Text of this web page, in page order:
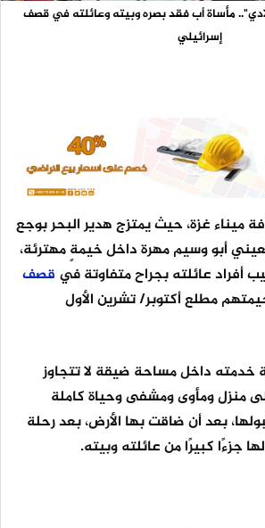
مأساة أب فقد بصره وبيته وعائلته في قصف
إسرائيلي
ميناء غزة، حيث يمتزج هدير البحر بوجع
أبو وسيم مهرة داخل خيمةٍ مهترئة،
أفراد عائلته بجراح متفاوتة في قصف
مطلع أكتوبر/ تشرين الأول
خدمته داخل مساحة ضيقة لا تتجاوز
منزل ومأوى ومشفى وحياة كاملة
بعد أن ضاقت بها الأرض، بعد رحلة
جزءًا كبيرًا من عائلته وبيته.